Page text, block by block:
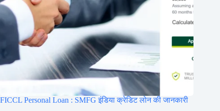
FICCL Personal Loan : SMFG इंडिया क्रेडिट लोन की जानकारी